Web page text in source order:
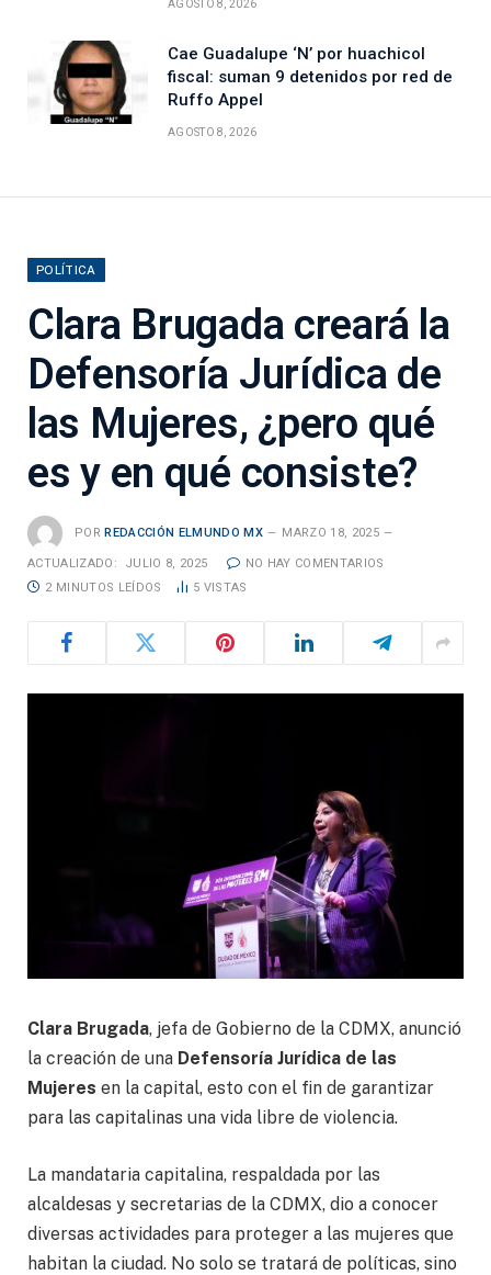
AGOSTO 8, 2026
Cae Guadalupe ‘N’ por huachicol
fiscal: suman 9 detenidos por red de
Ruffo Appel
AGOSTO 8, 2026
POLÍTICA
Clara Brugada creará la
Defensoría Jurídica de
las Mujeres, ¿pero qué
es y en qué consiste?
POR REDACCIÓN ELMUNDO MX MARZO 18, 2025
ACTUALIZADO: JULIO 8, 2025
NO HAY COMENTARIOS
2 MINUTOS LEÍDOS
5 VISTAS
Clara Brugada, jefa de Gobierno de la CDMX, anunció
la creación de una Defensoría Jurídica de las
Mujeres en la capital, esto con el fin de garantizar
para las capitalinas una vida libre de violencia.
La mandataria capitalina, respaldada por las
alcaldesas y secretarias de la CDMX, dio a conocer
diversas actividades para proteger a las mujeres que
habitan la ciudad. No solo se tratará de políticas, sino